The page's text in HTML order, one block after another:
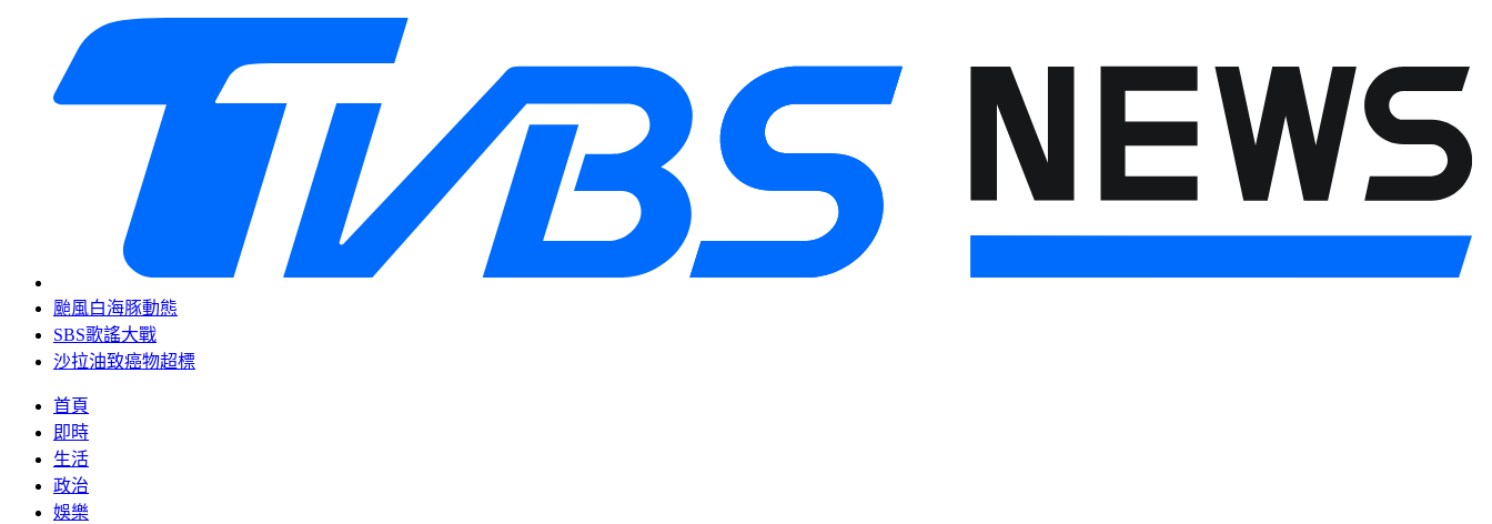
颱風白海豚動態
SBS歌謠大戰
沙拉油致癌物超標
首頁
即時
生活
政治
娛樂